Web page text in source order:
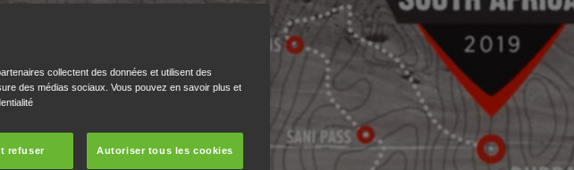
collectent des données et utilisent des
des médias sociaux. Vous pouvez en savoir plus et
refuser Autoriser tous les cookies